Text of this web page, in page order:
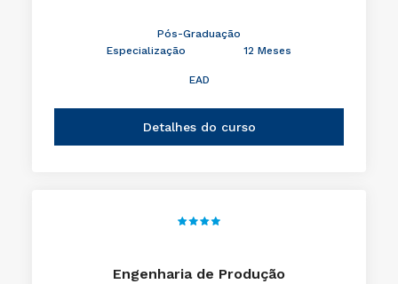
Pós-Graduação
Especialização
12 Meses
EAD
Detalhes do curso
Engenharia de Produção